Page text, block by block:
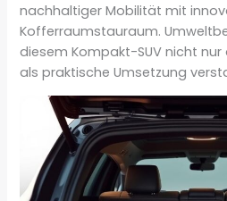
nachhaltiger Mobilität mit
Kofferraumstauraum.
diesem Kompakt-SUV nicht nur
als praktische Umsetzung